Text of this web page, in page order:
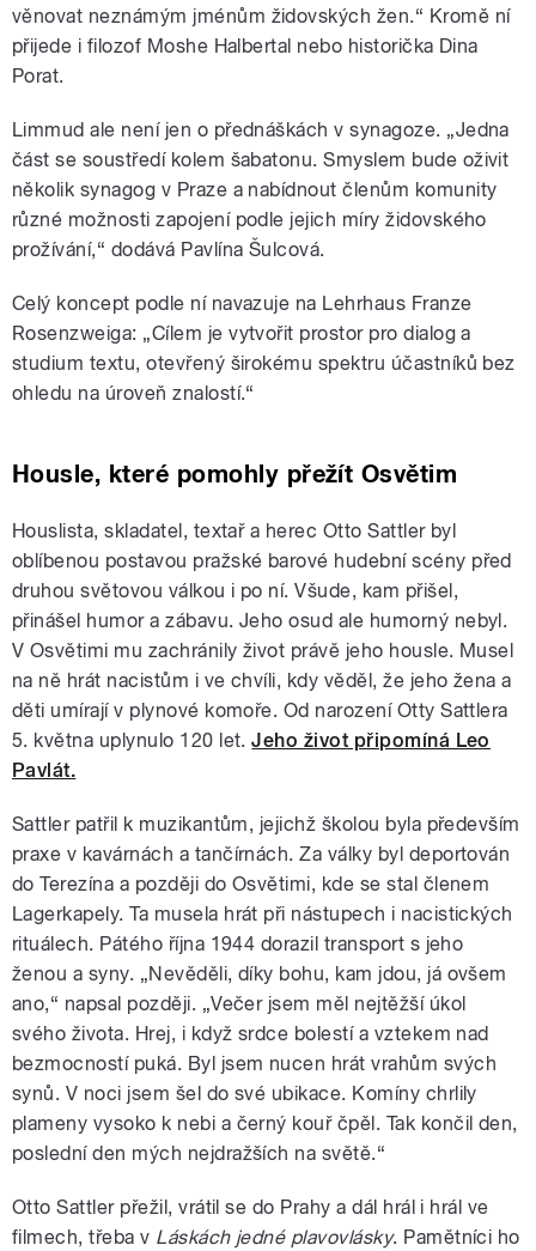
věnovat neznámým jménům židovských žen.“ Kromě ní
přijede i filozof Moshe Halbertal nebo historička Dina
Porat.
Limmud ale není jen o přednáškách v synagoze. „Jedna
část se soustředí kolem šabatonu. Smyslem bude oživit
několik synagog v Praze a nabídnout členům komunity
různé možnosti zapojení podle jejich míry židovského
prožívání,“ dodává Pavlína Šulcová.
Celý koncept podle ní navazuje na Lehrhaus Franze
Rosenzweiga: „Cílem je vytvořit prostor pro dialog a
studium textu, otevřený širokému spektru účastníků bez
ohledu na úroveň znalostí.“
Housle, které pomohly přežít Osvětim
Houslista, skladatel, textař a herec Otto Sattler byl
oblíbenou postavou pražské barové hudební scény před
druhou světovou válkou i po ní. Všude, kam přišel,
přinášel humor a zábavu. Jeho osud ale humorný nebyl.
V Osvětimi mu zachránily život právě jeho housle. Musel
na ně hrát nacistům i ve chvíli, kdy věděl, že jeho žena a
děti umírají v plynové komoře. Od narození Otty Sattlera
5. května uplynulo 120 let.Jeho život připomíná Leo
Pavlát.
Sattler patřil k muzikantům, jejichž školou byla především
praxe v kavárnách a tančírnách. Za války byl deportován
do Terezína a později do Osvětimi, kde se stal členem
Lagerkapely. Ta musela hrát při nástupech i nacistických
rituálech. Pátého října 1944 dorazil transport s jeho
ženou a syny. „Nevěděli, díky bohu, kam jdou, já ovšem
ano,“ napsal později. „Večer jsem měl nejtěžší úkol
svého života. Hrej, i když srdce bolestí a vztekem nad
bezmocností puká. Byl jsem nucen hrát vrahům svých
synů. V noci jsem šel do své ubikace. Komíny chrlily
plameny vysoko k nebi a černý kouř čpěl. Tak končil den,
poslední den mých nejdražších na světě.“
Otto Sattler přežil, vrátil se do Prahy a dál hrál i hrál ve
filmech, třeba v Láskách jedné plavovlásky. Pamětníci ho